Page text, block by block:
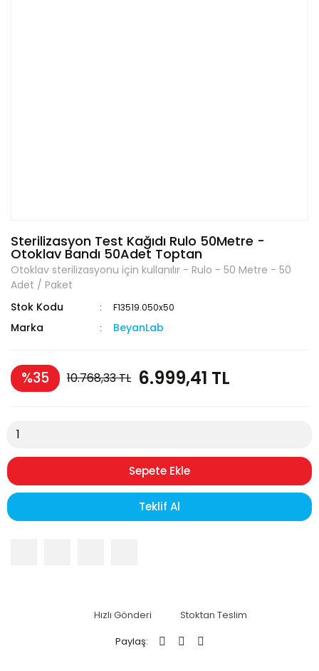
Sterilizasyon Test Kağıdı Rulo 50Metre -
Otoklav Bandı 50Adet Toptan
Otoklav sterilizasyonu için kullanılır - Rulo - 50 Metre - 50
Adet / Paket
Stok Kodu
F13519.050x50
Marka BeyanLab
%35 10.768,33 TL 6.999,41 TL
Sepete Ekle
Teklif Al
Hızlı Gönderi
Stoktan Teslim
Paylaş: